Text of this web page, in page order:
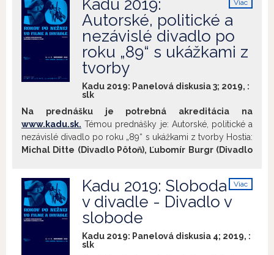
dní. 120 tisíc účastníkov pochodu slobody
navŕšilo pod Devínom pyramídu z kúskov
ostnatého drôtu. Tribúni revolúcie
pozdravili Európu...(zdroj: STV)
Únos), Mária Ferenčuhová, Martin Mocko, Pavel
SmejkalModeruje:Na diskusiu nadväzuje projekcia
filmu Amnestie v kinosále K1 o 18:00.
Viac
Kadu 2019:
Autorské, politické a
nezávislé divadlo po
roku „89“ s ukážkami z
tvorby
Kadu 2019: Panelová diskusia 3; 2019, :
slk
Na prednášku je potrebná akreditácia na
www.kadu.sk. Témou prednášky je: Autorské, politické a
nezávislé divadlo po roku „89“ s ukážkami z tvorby Hostia:
Michal Ditte (Divadlo Pôtoň), Ľubomír Burgr (Divadlo
Stoka), Jozef Vlk (Debris Company)Moderuje:Zuzana
Hekel
Viac
Kadu 2019: Sloboda
v divadle - Divadlo v
slobode
Kadu 2019: Panelová diskusia 4; 2019, :
slk